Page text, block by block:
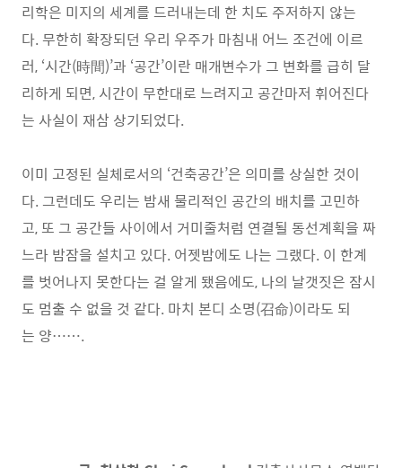
리학은 미지의 세계를 드러내는데 한 치도 주저하지 않는
다. 무한히 확장되던 우리 우주가 마침내 어느 조건에 이르
러, ‘시간(時間)’과 ‘공간’이란 매개변수가 그 변화를 급히 달
리하게 되면, 시간이 무한대로 느려지고 공간마저 휘어진다
는 사실이 재삼 상기되었다.
이미 고정된 실체로서의 ‘건축공간’은 의미를 상실한 것이
다. 그런데도 우리는 밤새 물리적인 공간의 배치를 고민하
고, 또 그 공간들 사이에서 거미줄처럼 연결될 동선계획을 짜
느라 밤잠을 설치고 있다. 어젯밤에도 나는 그랬다. 이 한계
를 벗어나지 못한다는 걸 알게 됐음에도, 나의 날갯짓은 잠시
도 멈출 수 없을 것 같다. 마치 본디 소명(召命)이라도 되
는 양…….